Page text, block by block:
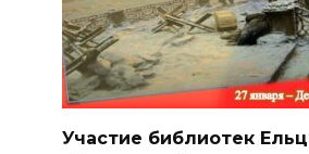
Участие библиотек